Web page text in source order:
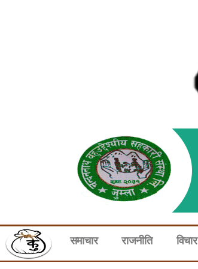
समाचार राजनीति विचार